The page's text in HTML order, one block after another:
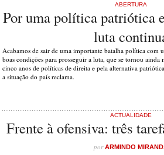
ABERTURA
Por uma política patriótica
luta
Acabamos de sair de uma importante batalha política com
boas condições para prosseguir a luta, que se tornou
cinco anos de políticas de direita e pela alternativa
a situação do país reclama.
ACTUALIDADE
Frente à ofensiva: três
porARMINDO